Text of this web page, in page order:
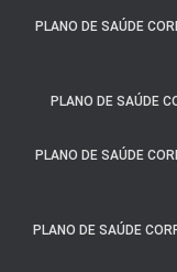
PLANO DE SAÚDE
PLANO DE SAÚDE
PLANO DE SAÚDE
PLANO DE SAÚDE